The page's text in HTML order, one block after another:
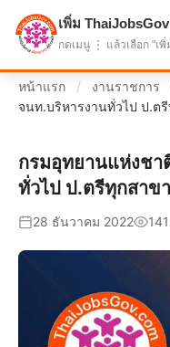
แบ่งปันโอกาส เพื่ออ
หน้าแรก / งานราชการ
จนท.บริหารงานทั่วไป ป.ต
กรมอุทยานแห่งชา
ทั่วไป ป.ตรีทุกสาข
28 ธันวาคม 2022
เพิ่ม
กดเมนู ⋮ แล้วเลือก "เ